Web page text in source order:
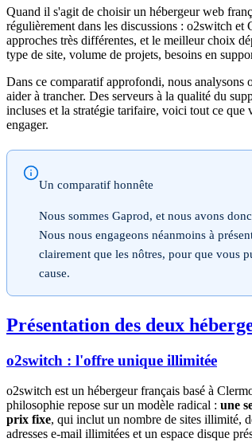
Quand il s'agit de choisir un hébergeur web
régulièrement dans les discussions : o2switch et
approches très différentes, et le meilleur choix
type de site, volume de projets, besoins en
Dans ce comparatif approfondi, nous analysons
aider à trancher. Des serveurs à la qualité du
incluses et la stratégie tarifaire, voici tout ce que
engager.
Un comparatif honnête
Nous sommes Gaprod, et nous avons
Nous nous engageons néanmoins à
clairement que les nôtres, pour que vous
cause.
Présentation des deux
o2switch : l'offre unique illimitée
o2switch est un hébergeur français basé à
philosophie repose sur un modèle radical : une
prix fixe, qui inclut un nombre de sites illimité,
adresses e-mail illimitées et un espace disque